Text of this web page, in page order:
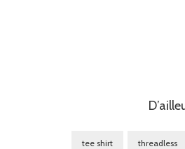
tee shirt threadless